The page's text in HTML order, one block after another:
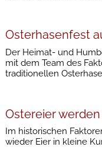
Osterhasenfest
Der Heimat- und
mit dem Team des
traditionellen
Ostereier
Im historischen
wieder Eier in kleine